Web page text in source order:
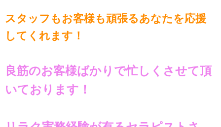
スタッフもお客様も頑張るあなたを応援
してくれます！
良筋のお客様ばかりで忙しくさせて頂
いております！